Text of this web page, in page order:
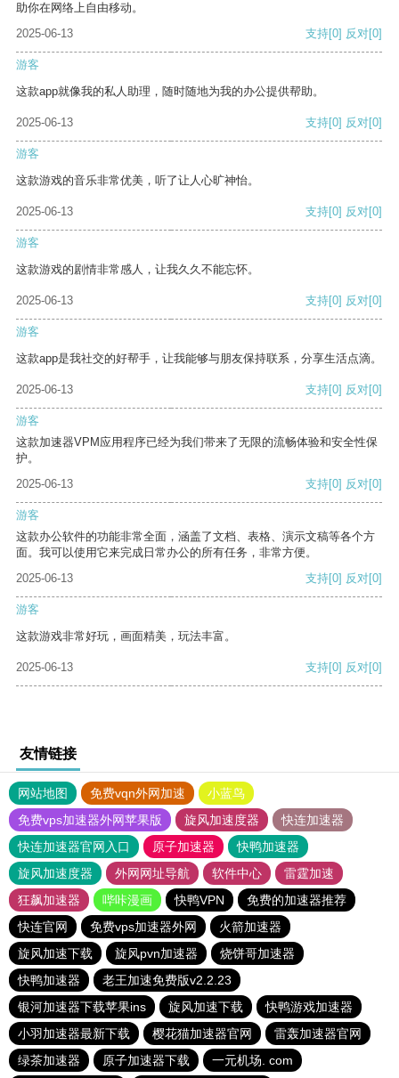
助你在网络上自由移动。
2025-06-13
支持[0] 反对[0]
游客
这款app就像我的私人助理，随时随地为我的办公提供帮助。
2025-06-13 支持[0] 反对[0]
游客
这款游戏的音乐非常优美，听了让人心旷神怡。
2025-06-13 支持[0] 反对[0]
游客
这款游戏的剧情非常感人，让我久久不能忘怀。
2025-06-13 支持[0] 反对[0]
游客
这款app是我社交的好帮手，让我能够与朋友保持联系，分享生活点滴。
2025-06-13 支持[0] 反对[0]
游客
这款加速器VPM应用程序已经为我们带来了无限的流畅体验和安全性保
护。
2025-06-13
支持[0] 反对[0]
游客
这款办公软件的功能非常全面，涵盖了文档、表格、演示文稿等各个方
面。我可以使用它来完成日常办公的所有任务，非常方便。
2025-06-13
支持[0] 反对[0]
游客
这款游戏非常好玩，画面精美，玩法丰富。
2025-06-13 支持[0] 反对[0]
友情链接
网站地图 免费vqn外网加速
小蓝鸟
免费vps加速器外网苹果版
旋风加速度器
快连加速器
快连加速器官网入口
原子加速器
快鸭加速器
旋风加速度器
外网网址导航 软件中心
雷霆加速
狂飙加速器
哔咔漫画 快鸭VPN
免费的加速器推荐
快连官网
免费vps加速器外网
火箭加速器
旋风加速下载
旋风pvn加速器
烧饼哥加速器
快鸭加速器
老王加速免费版v2.2.23
银河加速器下载苹果ins
旋风加速下载
快鸭游戏加速器
小羽加速器最新下载
樱花猫加速器官网
雷轰加速器官网
绿茶加速器
原子加速器下载 一元机场. com